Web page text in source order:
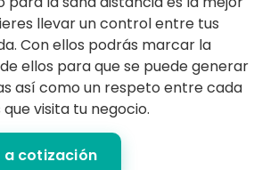
llevar un control entre tus
Con ellos podrás marcar la
ellos para que se puede generar
así como un respeto entre cada
visita tu negocio.
a cotización